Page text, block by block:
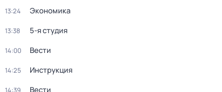
13:24 Экономика
13:38 5-я студия
14:00 Вести
14:25 Инструкция
14:39 Вести